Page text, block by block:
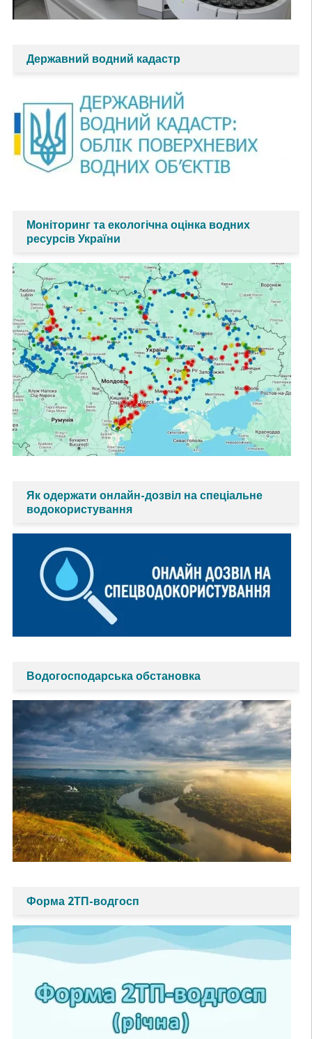
Державний водний кадастр
Моніторинг та екологічна оцінка водних
ресурсів України
Як одержати онлайн-дозвіл на спеціальне
водокористування
Водогосподарська обстановка
Форма 2ТП-водгосп